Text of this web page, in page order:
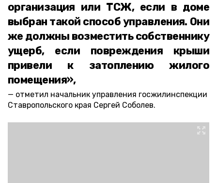
организация или ТСЖ, если в доме
выбран такой способ управления. Они
же должны возместить собственнику
ущерб, если повреждения крыши
привели к затоплению жилого
помещения»,
отметил начальник управления госжилинспекции
Ставропольского края Сергей Соболев.